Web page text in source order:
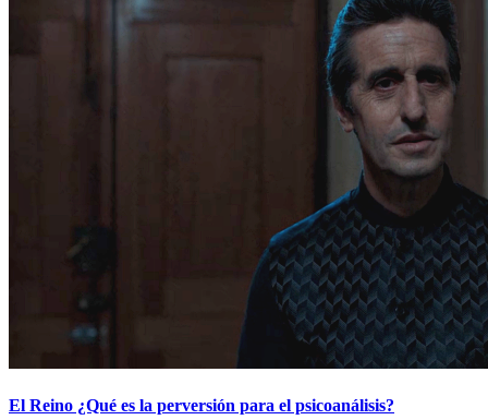
El Reino ¿Qué es la perversión para el psicoanálisis?